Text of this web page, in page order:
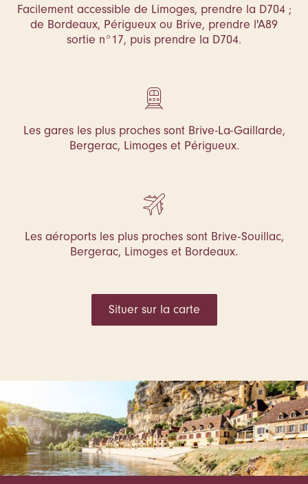
Facilement accessible de Limoges, prendre la D704 ;
de Bordeaux, Périgueux ou Brive, prendre l'A89
sortie n°17, puis prendre la D704.
Les gares les plus proches sont Brive-La-Gaillarde,
Bergerac, Limoges et Périgueux.
Les aéroports les plus proches sont Brive-Souillac,
Bergerac, Limoges et Bordeaux.
Situer sur la carte